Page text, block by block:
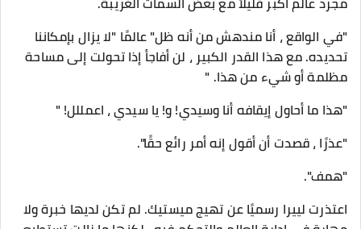
"في الواقع ، أنا مندهش من أنه ظل" عالمًا "لا يزال بإمكاننا
تحديده. مع هذا القدر الكبير ، لن أفاجأ إذا تحولت إلى مساحة
مظلمة أو شيء من هذا. "
"هذا ما أحاول إيقافه أنا وسيدي! و! يا سيدي ، اعمللل! "
"عذرًا ، قصدت أن أقول إنه أمر رائع حقًا".
"همف".
اعتذرت لييرا رسميًا عن تهيج ميستيك. لم تكن لديها خبرة ولا